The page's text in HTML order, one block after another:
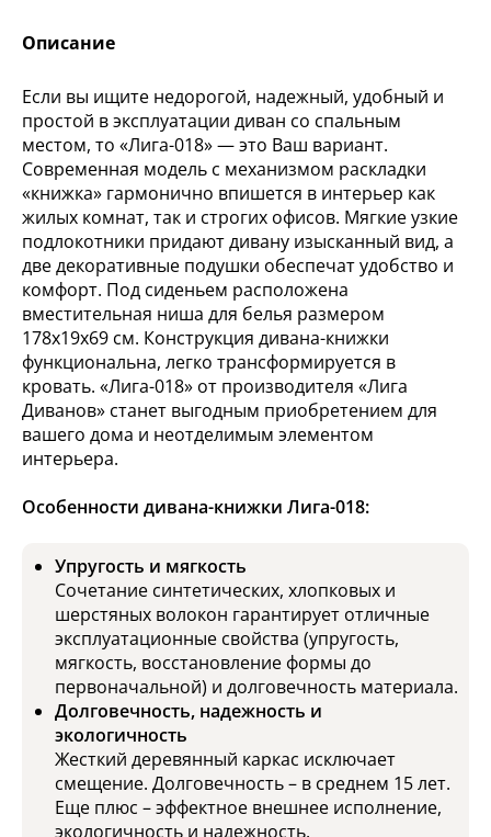
Описание
Если вы ищите недорогой, надежный, удобный и
простой в эксплуатации диван со спальным
местом, то «Лига-018» — это Ваш вариант.
Современная модель с механизмом раскладки
«книжка» гармонично впишется в интерьер как
жилых комнат, так и строгих офисов. Мягкие узкие
подлокотники придают дивану изысканный вид, а
две декоративные подушки обеспечат удобство и
комфорт. Под сиденьем расположена
вместительная ниша для белья размером
178х19х69 см. Конструкция дивана-книжки
функциональна, легко трансформируется в
кровать. «Лига-018» от производителя «Лига
Диванов» станет выгодным приобретением для
вашего дома и неотделимым элементом
интерьера.
Особенности дивана-книжки Лига-018:
Упругость и мягкость
Сочетание синтетических, хлопковых и
шерстяных волокон гарантирует отличные
эксплуатационные свойства (упругость,
мягкость, восстановление формы до
первоначальной) и долговечность материала.
Долговечность, надежность и
экологичность
Жесткий деревянный каркас исключает
смещение. Долговечность – в среднем 15 лет.
Еще плюс – эффектное внешнее исполнение,
экологичность и надежность.